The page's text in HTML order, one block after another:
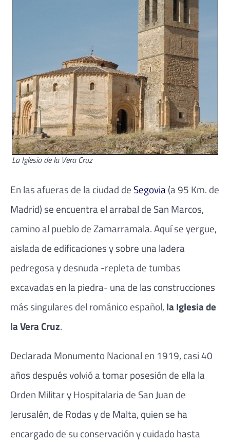
La Iglesia de la Vera Cruz
En las afueras de la ciudad de Segovia(a 95 Km. de
Madrid) se encuentra el arrabal de San Marcos,
camino al pueblo de Zamarramala. Aquí se yergue,
aislada de edificaciones y sobre una ladera
pedregosa y desnuda -repleta de tumbas
excavadas en la piedra- una de las construcciones
más singulares del románico español, la Iglesia de
la Vera Cruz.
Declarada Monumento Nacional en 1919, casi 40
años después volvió a tomar posesión de ella la
Orden Militar y Hospitalaria de San Juan de
Jerusalén, de Rodas y de Malta, quien se ha
encargado de su conservación y cuidado hasta